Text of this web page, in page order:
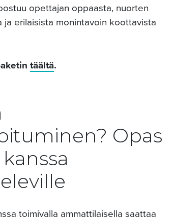
opettajan oppaasta, nuorten
erilaisista monintavoin koottavista
täältä.
Opas
toimivalla ammattilaisella saattaa